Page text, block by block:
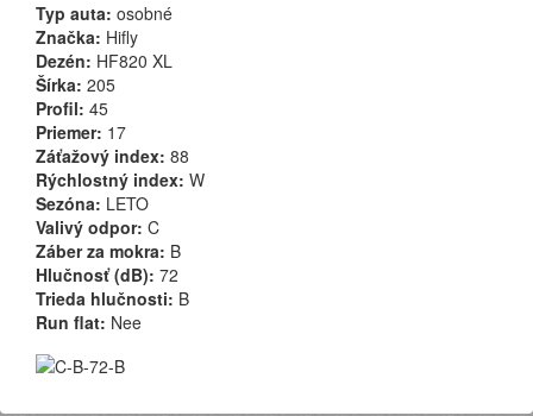
Typ auta: osobné
Značka: Hifly
Dezén: HF820 XL
Šírka: 205
Profil: 45
Priemer: 17
Záťažový index: 88
Rýchlostný index: W
Sezóna: LETO
Valivý odpor: C
Záber za mokra: B
Hlučnosť (dB): 72
Trieda hlučnosti: B
Run flat: Nee